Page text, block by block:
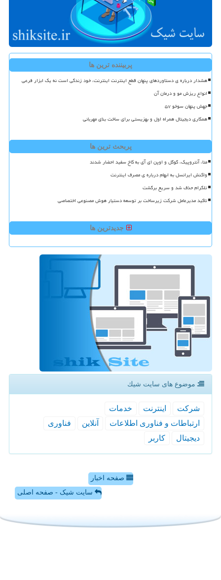
پربیننده ترین ها
هشدار درباره ی دستاوردهای پنهان قطع اینترنت اینترنت، خود زندگی است نه یک ابزار فرعی
انواع ریزش مو و درمان آن
جهش پنهان سوخو ۵۷
همکاری دیجیتال همراه اول و بهزیستی برای ساخت بنای مهربانی
پربحث ترین ها
متا، آنتروپیک، گوگل و اوپن ای آی به کاخ سفید احضار شدند
واکنش ایرانسل به ابهام درباره ی مصرف اینترنت
تلگرام حذف شد و سریع برگشت
تاکید مدیرعامل شرکت زیرساخت بر توسعه دستیار هوش مصنوعی اختصاصی
جدیدترین ها
موضوع های سایت شیك
شركت اینترنت
خدمات
ارتباطات و فناوری اطلاعات
آنلاین
فناوری
دیجیتال
كاربر
صفحه اخبار
سایت شیک - صفحه اصلی